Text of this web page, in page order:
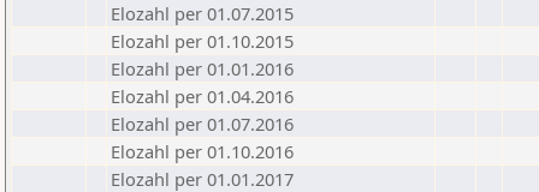
Elozahl per 01.07.2015
Elozahl per 01.10.2015
Elozahl per 01.01.2016
Elozahl per 01.04.2016
Elozahl per 01.07.2016
Elozahl per 01.10.2016
Elozahl per 01.01.2017